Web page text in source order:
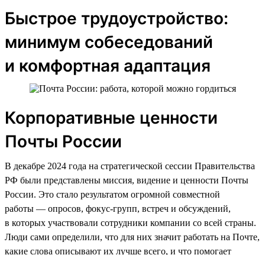
Быстрое трудоустройство:
минимум собеседований
и комфортная адаптация
Корпоративные ценности
Почты России
В декабре 2024 года на стратегической сессии Правительства
РФ были представлены миссия, видение и ценности Почты
России. Это стало результатом огромной совместной
работы — опросов, фокус-групп, встреч и обсуждений,
в которых участвовали сотрудники компании со всей страны.
Люди сами определили, что для них значит работать на Почте,
какие слова описывают их лучше всего, и что помогает